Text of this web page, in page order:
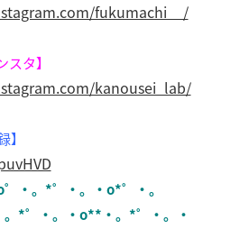
fukumachi__/
スタ】
kanousei_lab/
】
・。*゜・。・o*゜・。
*゜・。・o**・。*゜・。・